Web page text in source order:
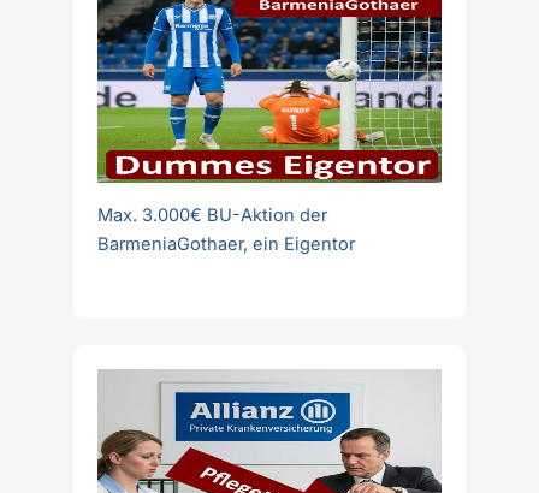
Max. 3.000€ BU-Aktion der
BarmeniaGothaer, ein Eigentor